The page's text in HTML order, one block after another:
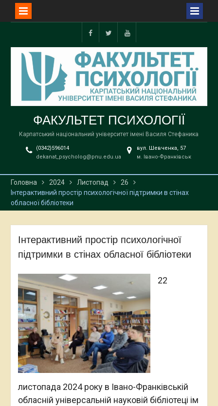
вмісту
FacebookTwitter YouTube
ФАКУЛЬТЕТ ПСИХОЛОГІЇ
Карпатський національний університет імені Василя Стефаника
(0342)596014
dekanat_psycholog@pnu.edu.ua
вул. Шевченка, 57
м. Івано-Франківськ
Головна 2024 Листопад
26
Інтерактивний простір психологічної підтримки в стінах
обласної бібліотеки
Інтерактивний простір психологічної
підтримки в стінах обласної бібліотеки
22
листопада 2024 року в Івано-Франківській
обласній універсальній науковій бібліотеці ім